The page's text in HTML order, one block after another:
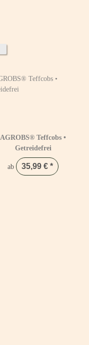
AGROBS® Teffcobs •
Getreidefrei
ab 35,99 € *